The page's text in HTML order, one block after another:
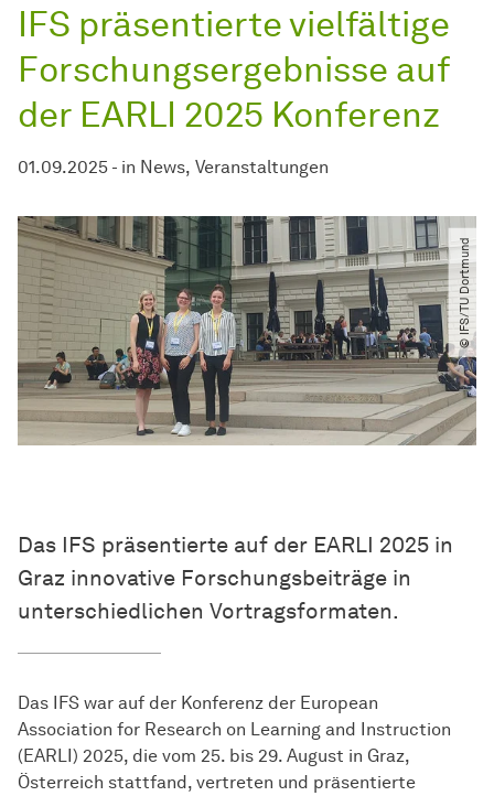
IFS präsentierte vielfältige
Forschungsergebnisse auf
der EARLI 2025 Konferenz
01.09.2025 - in News Veranstaltungen
© IFS​/​TU Dortmund
Das IFS präsentierte auf der EARLI 2025 in
Graz innovative Forschungsbeiträge in
unterschiedlichen Vortragsformaten.
Das IFS war auf der Konferenz der European
Association for Research on Learning and Instruction
(EARLI) 2025, die vom 25. bis 29. August in Graz,
Österreich stattfand, vertreten und präsentierte